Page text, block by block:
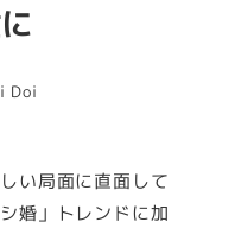
Doi
い局面に直面して
婚」トレンドに加